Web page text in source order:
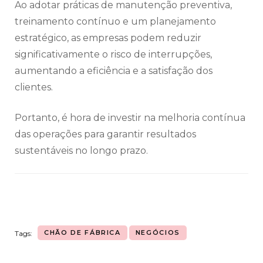
Ao adotar práticas de manutenção preventiva,
treinamento contínuo e um planejamento
estratégico, as empresas podem reduzir
significativamente o risco de interrupções,
aumentando a eficiência e a satisfação dos
clientes.
Portanto, é hora de investir na melhoria contínua
das operações para garantir resultados
sustentáveis no longo prazo.
Tags: CHÃO DE FÁBRICA NEGÓCIOS